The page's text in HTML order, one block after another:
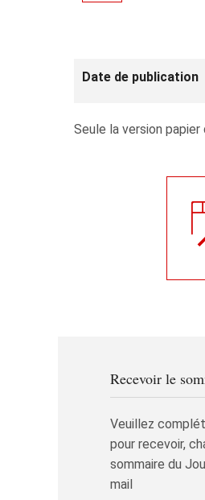
Date de publication
Seule la version
Recevoir le
Veuillez
pour recevoir,
sommaire du
mail